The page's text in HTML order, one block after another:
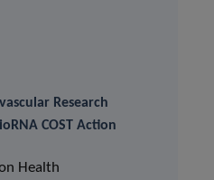
Research
COST Action
Health